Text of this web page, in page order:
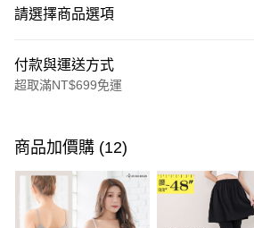
請選擇商品選項
付款與運送方式
超取滿NT$699免運
信用卡一次付款
超商取貨付款
LINE Pay
商品加價購 (12)